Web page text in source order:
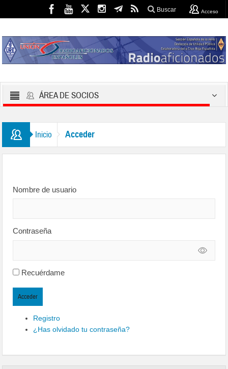
Buscar Acceso
ÁREA DE SOCIOS
Inicio Acceder
Nombre de usuario
Contraseña
Recuérdame
Acceder
Registro
¿Has olvidado tu contraseña?